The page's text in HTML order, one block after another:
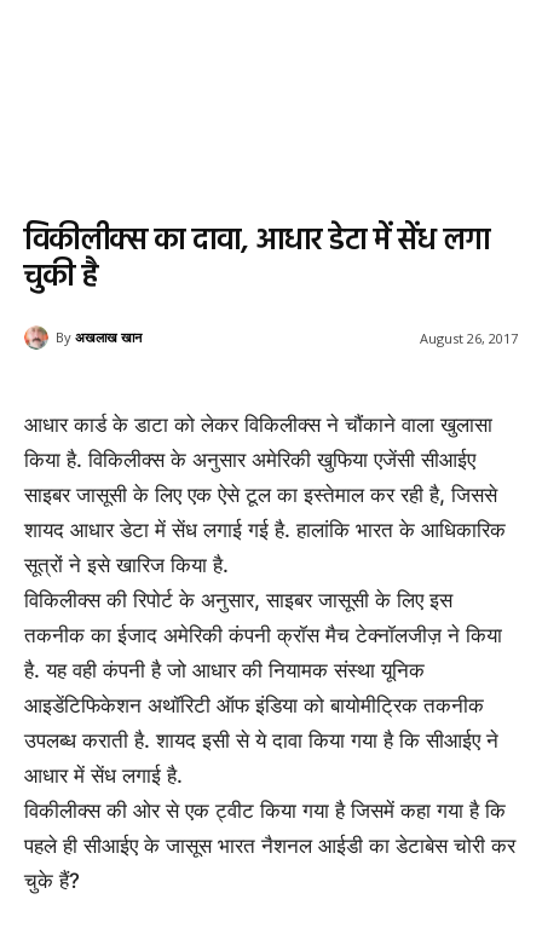
विकीलीक्स का दावा, आधार डेटा में सेंध लगा
चुकी है
By अखलाख खान August 26, 2017
आधार कार्ड के डाटा को लेकर विकिलीक्स ने चौंकाने वाला खुलासा
किया है. विकिलीक्स के अनुसार अमेरिकी खुफिया एजेंसी सीआईए
साइबर जासूसी के लिए एक ऐसे टूल का इस्तेमाल कर रही है, जिससे
शायद आधार डेटा में सेंध लगाई गई है. हालांकि भारत के आधिकारिक
सूत्रों ने इसे खारिज किया है.
विकिलीक्स की रिपोर्ट के अनुसार, साइबर जासूसी के लिए इस
तकनीक का ईजाद अमेरिकी कंपनी क्रॉस मैच टेक्नॉलजीज़ ने किया
है. यह वही कंपनी है जो आधार की नियामक संस्था यूनिक
आइडेंटिफिकेशन अथॉरिटी ऑफ इंडिया को बायोमीट्रिक तकनीक
उपलब्ध कराती है. शायद इसी से ये दावा किया गया है कि सीआईए ने
आधार में सेंध लगाई है.
विकीलीक्स की ओर से एक ट्वीट किया गया है जिसमें कहा गया है कि
पहले ही सीआईए के जासूस भारत नैशनल आईडी का डेटाबेस चोरी कर
चुके हैं?